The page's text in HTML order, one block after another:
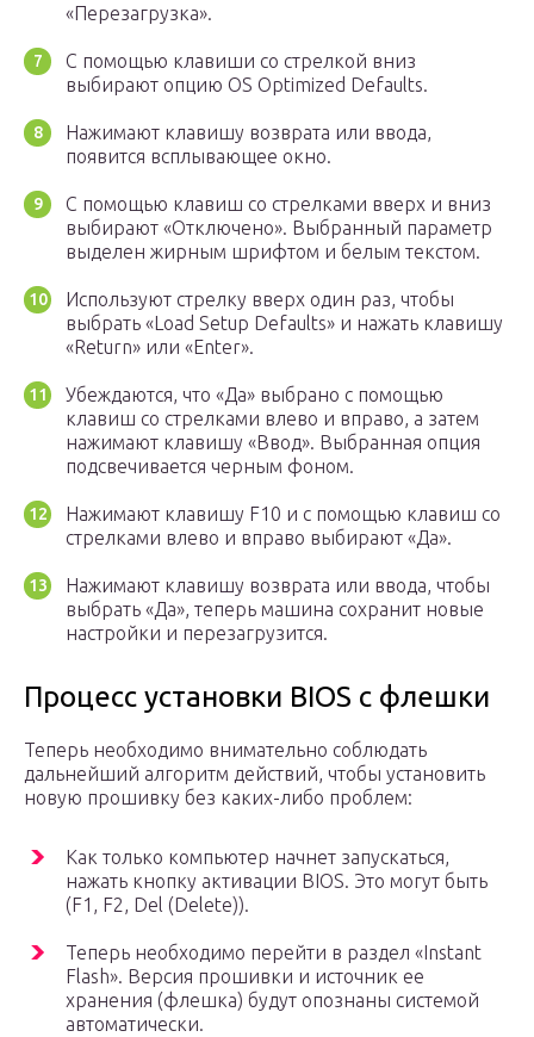
«Перезагрузка».
С помощью клавиши со стрелкой вниз
выбирают опцию OS Optimized Defaults.
Нажимают клавишу возврата или ввода,
появится всплывающее окно.
С помощью клавиш со стрелками вверх и вниз
выбирают «Отключено». Выбранный параметр
выделен жирным шрифтом и белым текстом.
Используют стрелку вверх один раз, чтобы
выбрать «Load Setup Defaults» и нажать клавишу
«Return» или «Enter».
Убеждаются, что «Да» выбрано с помощью
клавиш со стрелками влево и вправо, а затем
нажимают клавишу «Ввод». Выбранная опция
подсвечивается черным фоном.
Нажимают клавишу F10 и с помощью клавиш со
стрелками влево и вправо выбирают «Да».
Нажимают клавишу возврата или ввода, чтобы
выбрать «Да», теперь машина сохранит новые
настройки и перезагрузится.
Процесс установки BIOS с флешки
Теперь необходимо внимательно соблюдать
дальнейший алгоритм действий, чтобы установить
новую прошивку без каких-либо проблем:
Как только компьютер начнет запускаться,
нажать кнопку активации BIOS. Это могут быть
(F1, F2, Del (Delete)).
Теперь необходимо перейти в раздел «Instant
Flash». Версия прошивки и источник ее
хранения (флешка) будут опознаны системой
автоматически.